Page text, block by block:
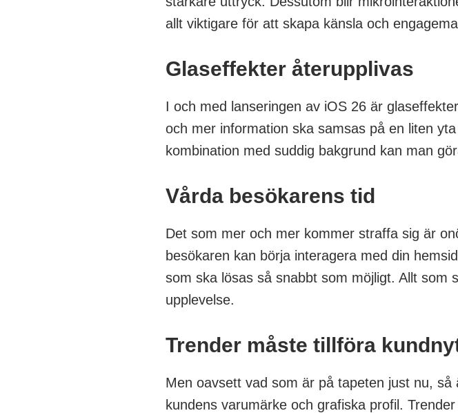
allt viktigare för att skapa känsla och
Glaseffekter återupplivas
I och med lanseringen av iOS 26 är
och mer information ska samsas på en liten
kombination med suddig bakgrund kan man
Vårda besökarens tid
Det som mer och mer kommer straffa sig är
besökaren kan börja interagera med din
som ska lösas så snabbt som möjligt. Allt som
upplevelse.
Trender måste tillföra
Men oavsett vad som är på tapeten just nu,
kundens varumärke och grafiska profil.